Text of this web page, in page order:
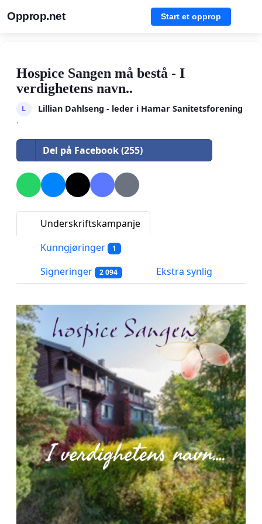
Opprop.net Start et opprop
Hospice Sangen må bestå - I
verdighetens navn..
L
Lillian Dahlseng - leder i Hamar Sanitetsforening
·
Del på Facebook (255)
Underskriftskampanje
Kunngjøringer
1
Signeringer 2 094 Ekstra synlig